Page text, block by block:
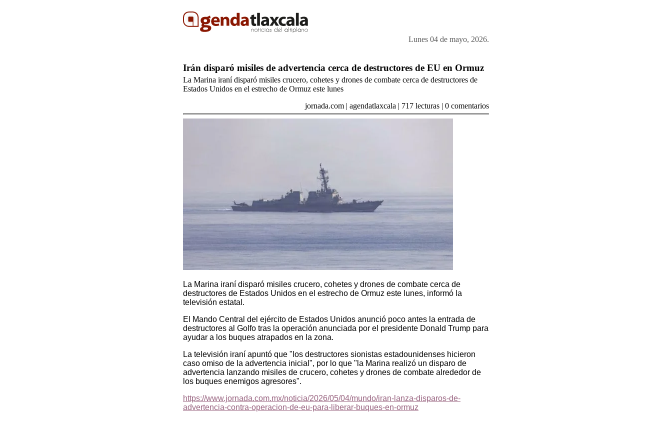
Lunes 04 de mayo, 2026.
Irán disparó misiles de advertencia cerca de destructores de EU en Ormuz
La Marina iraní disparó misiles crucero, cohetes y drones de combate cerca de destructores de
Estados Unidos en el estrecho de Ormuz este lunes
jornada.com | agendatlaxcala | 717 lecturas | 0 comentarios
La Marina iraní disparó misiles crucero, cohetes y drones de combate cerca de
destructores de Estados Unidos en el estrecho de Ormuz este lunes, informó la
televisión estatal.
El Mando Central del ejército de Estados Unidos anunció poco antes la entrada de
destructores al Golfo tras la operación anunciada por el presidente Donald Trump para
ayudar a los buques atrapados en la zona.
La televisión iraní apuntó que "los destructores sionistas estadounidenses hicieron
caso omiso de la advertencia inicial", por lo que "la Marina realizó un disparo de
advertencia lanzando misiles de crucero, cohetes y drones de combate alrededor de
los buques enemigos agresores".
https://www.jornada.com.mx/noticia/2026/05/04/mundo/iran-lanza-disparos-de-
advertencia-contra-operacion-de-eu-para-liberar-buques-en-ormuz